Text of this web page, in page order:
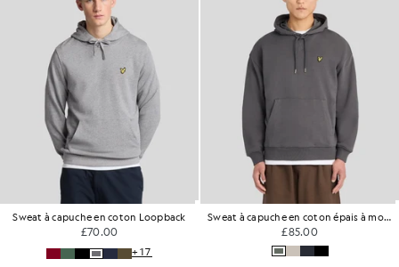
Sweat à capuche en coton Loopback
£70.00
+17
Sweat à capuche en coton épais à motif « loopback »
£85.00